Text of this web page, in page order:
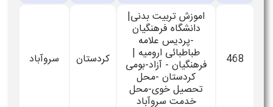
468
اموزش تربیت بدنی|
دانشگاه فرهنگیان
-پردیس علامه
طباطبائی ارومیه |
فرهنگیان - آزاد-بومی
کردستان -محل
تحصیل خوی-محل
خدمت سروآباد
کردستان سروآباد